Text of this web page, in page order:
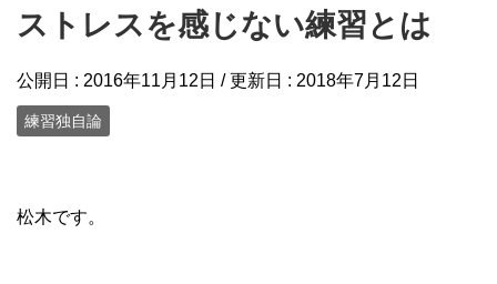
ストレスを感じない練習とは
公開日 : 2016年11月12日 / 更新日 : 2018年7月12日
練習独自論
松木です。